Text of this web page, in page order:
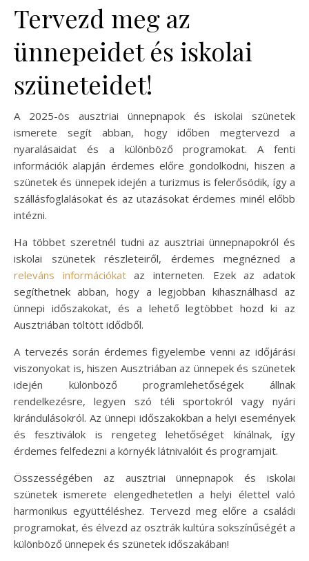
Tervezd meg az
ünnepeidet és iskolai
szüneteidet!
A 2025-ös ausztriai ünnepnapok és iskolai szünetek
ismerete segít abban, hogy időben megtervezd a
nyaralásaidat és a különböző programokat. A fenti
információk alapján érdemes előre gondolkodni, hiszen a
szünetek és ünnepek idején a turizmus is felerősödik, így a
szállásfoglalásokat és az utazásokat érdemes minél előbb
intézni.
Ha többet szeretnél tudni az ausztriai ünnepnapokról és
iskolai szünetek részleteiről, érdemes megnézned a
releváns információkataz interneten. Ezek az adatok
segíthetnek abban, hogy a legjobban kihasználhasd az
ünnepi időszakokat, és a lehető legtöbbet hozd ki az
Ausztriában töltött idődből.
A tervezés során érdemes figyelembe venni az időjárási
viszonyokat is, hiszen Ausztriában az ünnepek és szünetek
idején különböző programlehetőségek állnak
rendelkezésre, legyen szó téli sportokról vagy nyári
kirándulásokról. Az ünnepi időszakokban a helyi események
és fesztiválok is rengeteg lehetőséget kínálnak, így
érdemes felfedezni a környék látnivalóit és programjait.
Összességében az ausztriai ünnepnapok és iskolai
szünetek ismerete elengedhetetlen a helyi élettel való
harmonikus együttéléshez. Tervezd meg előre a családi
programokat, és élvezd az osztrák kultúra sokszínűségét a
különböző ünnepek és szünetek időszakában!